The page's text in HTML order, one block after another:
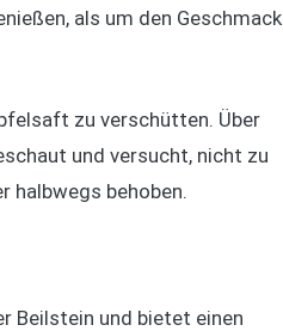
als um den Geschmack
zu verschütten. Über
und versucht, nicht zu
halbwegs behoben.
Beilstein und bietet einen